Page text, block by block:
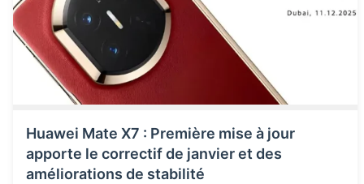
Huawei Mate X7 : Première mise à jour
apporte le correctif de janvier et des
améliorations de stabilité